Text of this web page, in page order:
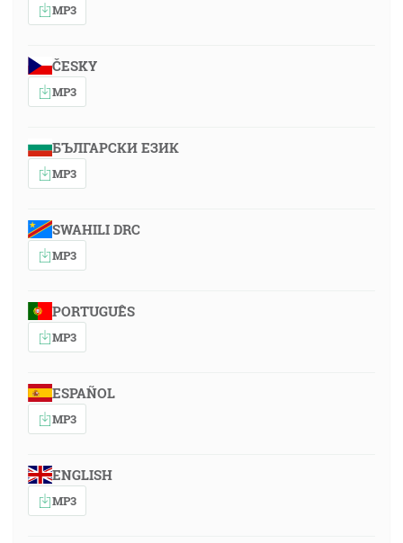
MP3
ČESKY
MP3
БЪЛГАРСКИ ЕЗИК
MP3
SWAHILI DRC
MP3
PORTUGUÊS
MP3
ESPAÑOL
MP3
ENGLISH
MP3